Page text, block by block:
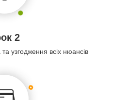
2
узгодження всіх нюансів